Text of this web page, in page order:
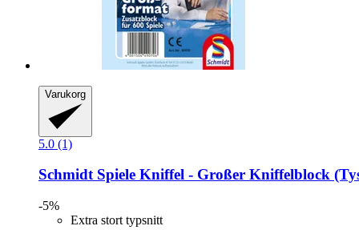
Varukorg
5.0 (1)
Schmidt Spiele Kniffel -​ Großer Kniffelblock
-5%
Extra stort typsnitt